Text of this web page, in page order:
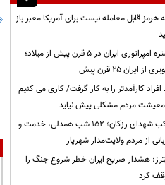
هرمز قابل معامله نیست برای آمریکا معبر باز
گستره امپراتوری ایران در ۵ قرن پیش از میلاد؛
از ایران ۲۵ قرن پیش
افراد کارآمدتر را به کار گرفت/ کاری می کنیم
مردم مشکلی پیش نیاید
موکب شهدای رزکان؛ ۱۵۲ شب همدلی، خدمت و
از مردم ولایت‌مدار شهریار
هشدار صریح ایران خطر شروع جنگ را
کرد